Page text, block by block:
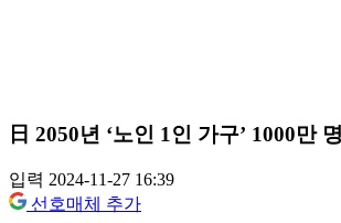
日 2050년 ‘노인 1인 가구’ 1000만
입력 2024-11-27 16:39
선호매체 추가